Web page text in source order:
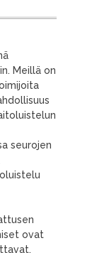
Meillä on
seurojen
ovat